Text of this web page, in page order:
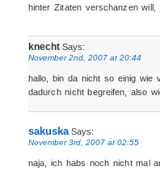
hinter Zitaten verschanzen
knechtSays:
November 2nd, 2007 at 20:44
hallo, bin da nicht so einig wie
dadurch nicht begreifen, also
sakuskaSays:
November 3rd, 2007 at 02:55
naja, ich habs noch nicht mal